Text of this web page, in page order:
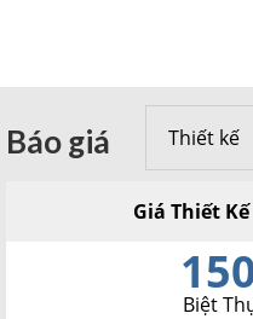
Báo giá Thiết kế
Giá Thiết
Biệt